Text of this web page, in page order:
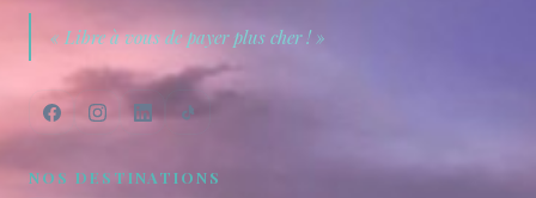
« Libre à vous de payer plus cher ! »
NOS DESTINATIONS